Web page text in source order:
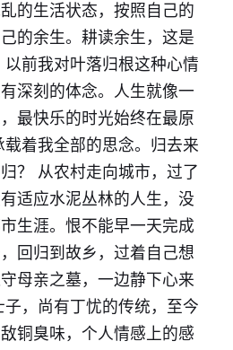
的生活状态，按照自己的
的余生。耕读余生，这是
前我对叶落归根这种心情
深刻的体念。人生就像一
最快乐的时光始终在最原
着我全部的思念。归去来
？ 从农村走向城市，过了
适应水泥丛林的人生，没
生涯。恨不能早一天完成
回归到故乡，过着自己想
母亲之墓，一边静下心来
，尚有丁忧的传统，至今
铜臭味，个人情感上的感